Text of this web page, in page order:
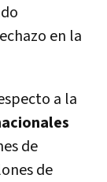
en la
a la
de
de